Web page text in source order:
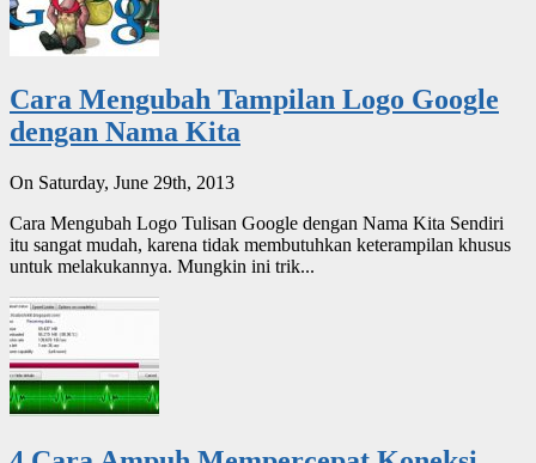
Cara Mengubah Tampilan Logo Google
dengan Nama Kita
On Saturday, June 29th, 2013
Cara Mengubah Logo Tulisan Google dengan Nama Kita Sendiri
itu sangat mudah, karena tidak membutuhkan keterampilan khusus
untuk melakukannya. Mungkin ini trik...